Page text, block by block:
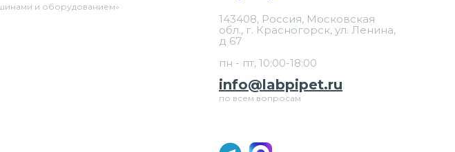
и оборудованием»
info@labpipet.ru
по всем вопросам
143408, Россия, Московская
обл., г. Красногорск, ул. Ленина,
д 67
пн - пт, 10:00-18:00